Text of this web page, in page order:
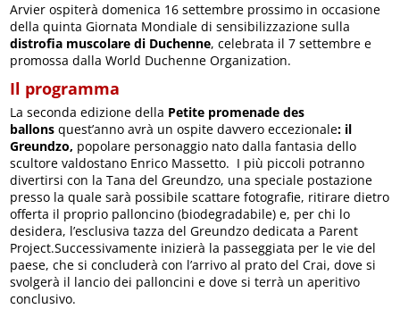
Arvier ospiterà domenica 16 settembre prossimo in occasione
della quinta Giornata Mondiale di sensibilizzazione sulla
distrofia muscolare di Duchenne, celebrata il 7 settembre e
promossa dalla World Duchenne Organization.
Il programma
La seconda edizione della Petite promenade des
ballonsquest’anno avrà un ospite davvero eccezionale: il
Greundzo, popolare personaggio nato dalla fantasia dello
scultore valdostano Enrico Massetto. I più piccoli potranno
divertirsi con la Tana del Greundzo, una speciale postazione
presso la quale sarà possibile scattare fotografie, ritirare dietro
offerta il proprio palloncino (biodegradabile) e, per chi lo
desidera, l’esclusiva tazza del Greundzo dedicata a Parent
Project.Successivamente inizierà la passeggiata per le vie del
paese, che si concluderà con l’arrivo al prato del Crai, dove si
svolgerà il lancio dei palloncini e dove si terrà un aperitivo
conclusivo.